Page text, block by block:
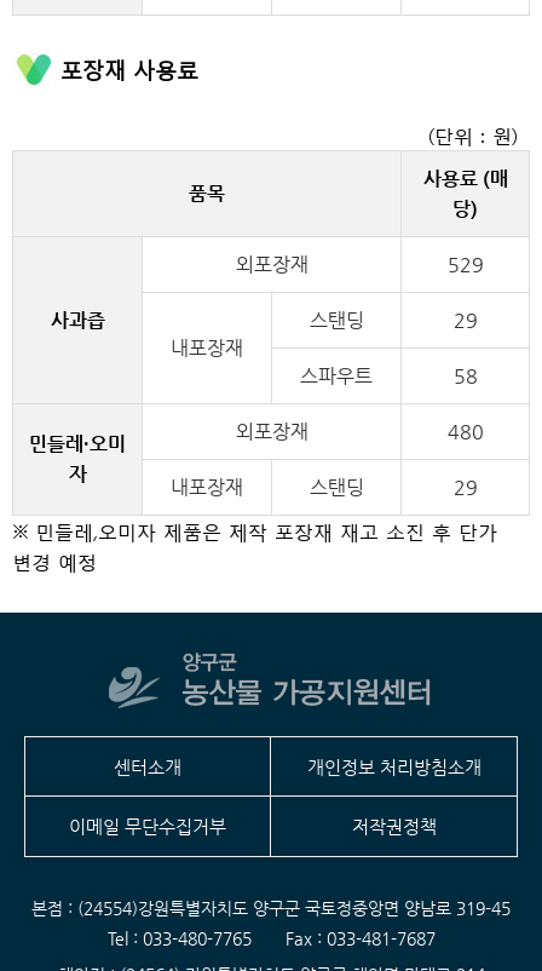
포장재 사용료
(단위 : 원)
품목
사용료 (매
당)
사과즙
외포장재 529
내포장재
스탠딩 29
스파우트 58
민들레·오미
자
외포장재 480
내포장재 스탠딩 29
※ 민들레,오미자 제품은 제작 포장재 재고 소진 후 단가
변경 예정
센터소개 개인정보 처리방침소개
이메일 무단수집거부 저작권정책
본점 : (24554)강원특별자치도 양구군 국토정중앙면 양남로 319-45
Tel : 033-480-7765
Fax : 033-481-7687